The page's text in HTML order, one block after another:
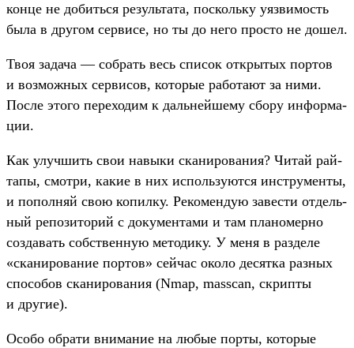
кон­це не добить­ся резуль­тата, пос­коль­ку уяз­вимость
была в дру­гом сер­висе, но ты до него прос­то не дошел.
Твоя задача — соб­рать весь спи­сок откры­тых пор­тов
и воз­можных сер­висов, которые работа­ют за ними.
Пос­ле это­го перехо­дим к даль­нейше­му сбо­ру информа­
ции.
Как улуч­шить свои навыки ска­ниро­вания? Читай рай­
тапы, смот­ри, какие в них исполь­зуют­ся инс­тру­мен­ты,
и попол­няй свою копил­ку. Рекомен­дую завес­ти отдель­
ный репози­торий с докумен­тами и там пла­номер­но
соз­давать собс­твен­ную методи­ку. У меня в раз­деле
«ска­ниро­вание пор­тов» сей­час око­ло десят­ка раз­ных
спо­собов ска­ниро­вания (Nmap, masscan, скрип­ты
и дру­гие).
Осо­бо обра­ти вни­мание на любые пор­ты, которые